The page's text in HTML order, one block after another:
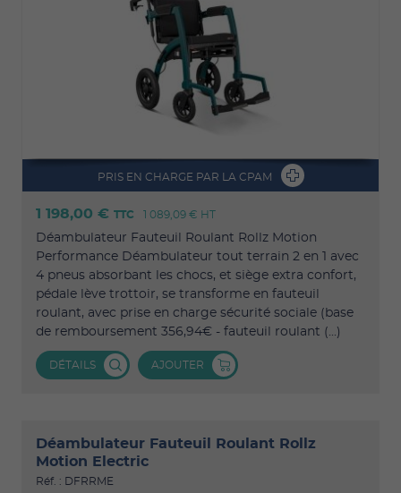
PRIS EN CHARGE PAR LA CPAM
1 198,00 € TTC 1 089,09 € HT
Déambulateur Fauteuil Roulant Rollz Motion
Performance Déambulateur tout terrain 2 en 1 avec
4 pneus absorbant les chocs, et siège extra confort,
pédale lève trottoir, se transforme en fauteuil
roulant, avec prise en charge sécurité sociale (base
de remboursement 356,94€ - fauteuil roulant (...)
DÉTAILS AJOUTER
Déambulateur Fauteuil Roulant Rollz
Motion Electric
Réf. : DFRRME